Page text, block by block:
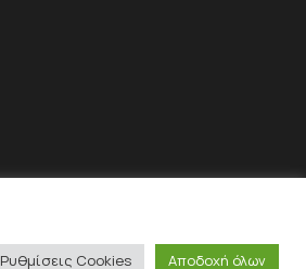
Ρυθμίσεις Cookies Αποδοχή όλων